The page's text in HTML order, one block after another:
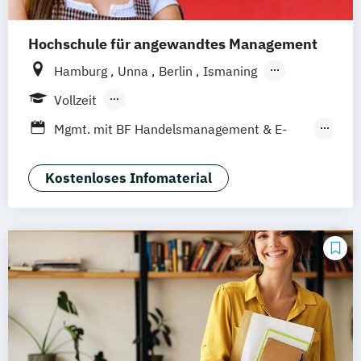
Hochschule für angewandtes Management
Hamburg Unna Berlin
Ismaning
Mannheim
Stuttgart
Vollzeit
Berufsbegleitendes Präsenzstudium
Mgmt. mit BF Handelsmanagement & E-
Social Media Studies Sportmanagement
Kostenloses Infomaterial